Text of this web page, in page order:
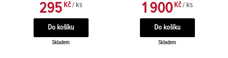
295 Kč / ks
Skladem
1 900Kč / ks
Skladem